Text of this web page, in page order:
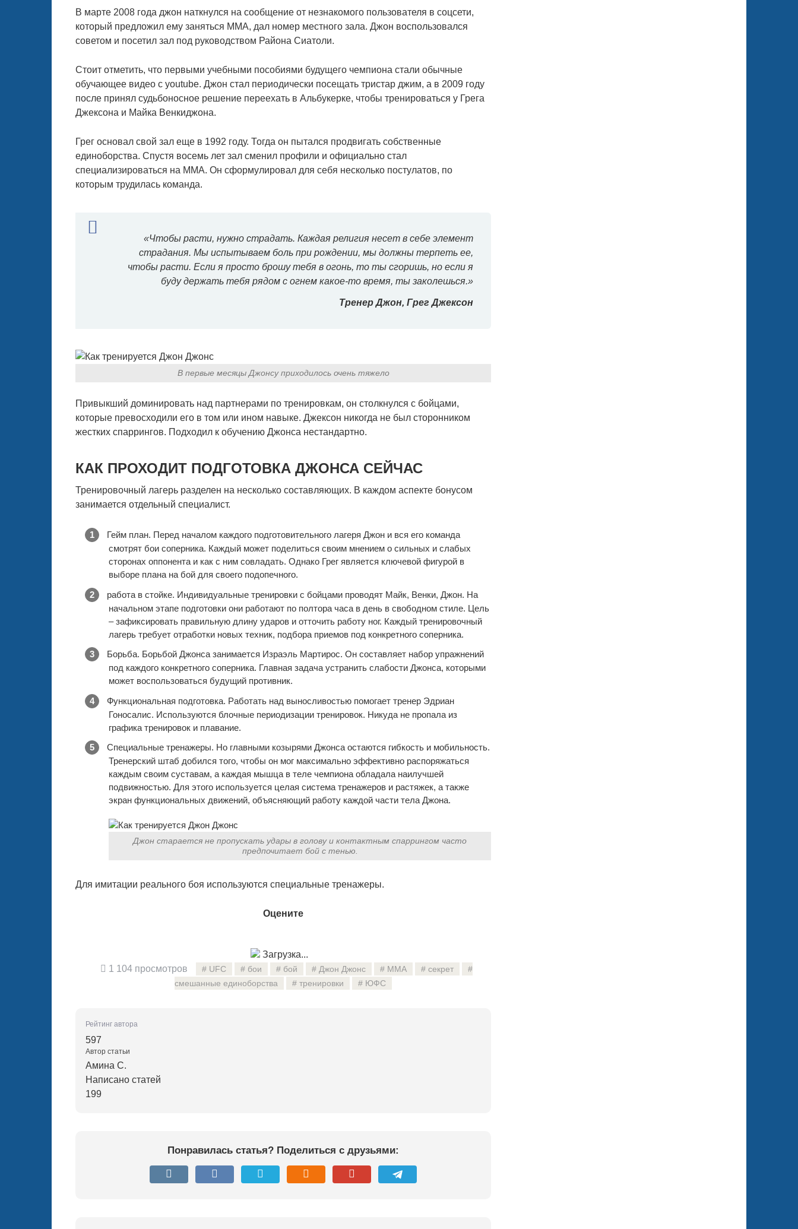
В марте 2008 года джон наткнулся на сообщение от незнакомого пользователя в соцсети,
который предложил ему заняться ММА, дал номер местного зала. Джон воспользовался
советом и посетил зал под руководством Района Сиатоли.
Стоит отметить, что первыми учебными пособиями будущего чемпиона стали обычные
обучающее видео с youtube. Джон стал периодически посещать тристар джим, а в 2009 году
после принял судьбоносное решение переехать в Альбукерке, чтобы тренироваться у Грега
Джексона и Майка Венкиджона.
Грег основал свой зал еще в 1992 году. Тогда он пытался продвигать собственные
единоборства. Спустя восемь лет зал сменил профили и официально стал
специализироваться на ММА. Он сформулировал для себя несколько постулатов, по
которым трудилась команда.
«Чтобы расти, нужно страдать. Каждая религия несет в себе элемент
страдания. Мы испытываем боль при рождении, мы должны терпеть ее,
чтобы расти. Если я просто брошу тебя в огонь, то ты сгоришь, но если я
буду держать тебя рядом с огнем какое-то время, ты заколешься.»
Тренер Джон, Грег Джексон
В первые месяцы Джонсу приходилось очень тяжело
Привыкший доминировать над партнерами по тренировкам, он столкнулся с бойцами,
которые превосходили его в том или ином навыке. Джексон никогда не был сторонником
жестких спаррингов. Подходил к обучению Джонса нестандартно.
КАК ПРОХОДИТ ПОДГОТОВКА ДЖОНСА СЕЙЧАС
Тренировочный лагерь разделен на несколько составляющих. В каждом аспекте бонусом
занимается отдельный специалист.
Гейм план. Перед началом каждого подготовительного лагеря Джон и вся его команда
смотрят бои соперника. Каждый может поделиться своим мнением о сильных и слабых
сторонах оппонента и как с ним совладать. Однако Грег является ключевой фигурой в
выборе плана на бой для своего подопечного.
работа в стойке. Индивидуальные тренировки с бойцами проводят Майк, Венки, Джон. На
начальном этапе подготовки они работают по полтора часа в день в свободном стиле. Цель
– зафиксировать правильную длину ударов и отточить работу ног. Каждый тренировочный
лагерь требует отработки новых техник, подбора приемов под конкретного соперника.
Борьба. Борьбой Джонса занимается Израэль Мартирос. Он составляет набор упражнений
под каждого конкретного соперника. Главная задача устранить слабости Джонса, которыми
может воспользоваться будущий противник.
Функциональная подготовка. Работать над выносливостью помогает тренер Эдриан
Гоносалис. Используются блочные периодизации тренировок. Никуда не пропала из
графика тренировок и плавание.
Специальные тренажеры. Но главными козырями Джонса остаются гибкость и мобильность.
Тренерский штаб добился того, чтобы он мог максимально эффективно распоряжаться
каждым своим суставам, а каждая мышца в теле чемпиона обладала наилучшей
подвижностью. Для этого используется целая система тренажеров и растяжек, а также
экран функциональных движений, объясняющий работу каждой части тела Джона.
Джон старается не пропускать удары в голову и контактным спаррингом часто
предпочитает бой с тенью.
Для имитации реального боя используются специальные тренажеры.
Оцените
Загрузка...
1 104 просмотров
UFC бои бой Джон Джонс ММА
секрет
смешанные единоборства
тренировки ЮФС
Рейтинг автора
597
Автор статьи
Амина С.
Написано статей
199
Понравилась статья? Поделиться с друзьями: